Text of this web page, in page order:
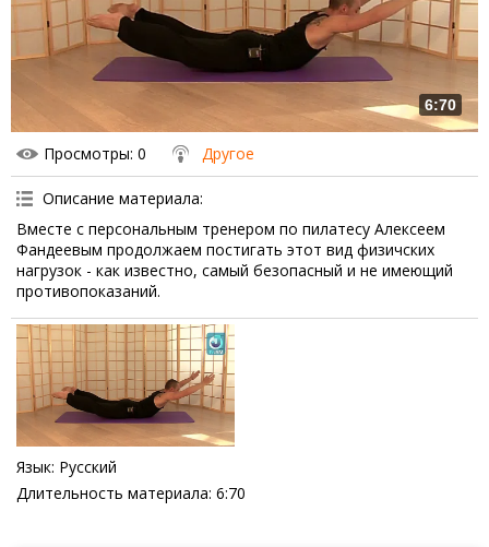
6:70
Просмотры: 0 Другое
Описание материала:
Вместе с персональным тренером по пилатесу Алексеем
Фандеевым продолжаем постигать этот вид физичских
нагрузок - как известно, самый безопасный и не имеющий
противопоказаний.
Язык: Русский
Длительность материала: 6:70